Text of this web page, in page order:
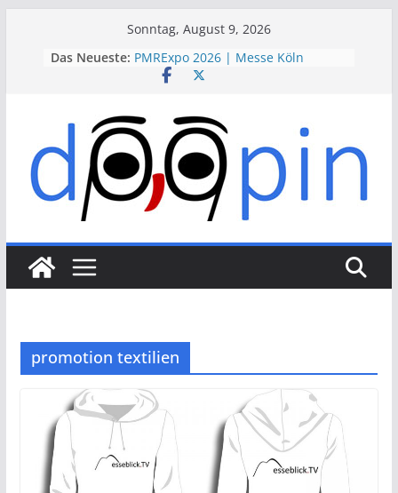
Sonntag, August 9, 2026
Das Neueste: PMRExpo 2026 | Messe Köln
VdS-BrandSchutzTage 2026 |
VALVE WORLD EXPO 2026 | Messe
Düsseldorf
ESSEN MOTOR SHOW 2026 | Messe
Essen
promotion textilien